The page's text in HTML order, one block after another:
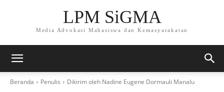
LPM SiGMA
Media Advokasi Mahasiswa dan Kemasyarakatan
Beranda Penulis Dikirim oleh Nadine Eugene Dormauli Manalu